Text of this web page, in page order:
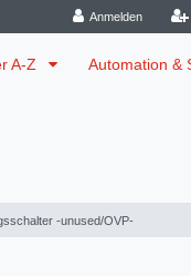
Anmelden
A-Z Automation &
-unused/OVP-